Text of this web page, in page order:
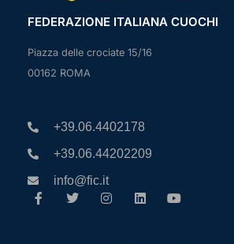
FEDERAZIONE ITALIANA CUOCHI
Piazza delle crociate 15/16
00162 ROMA
+39.06.4402178
+39.06.44202209
info@fic.it